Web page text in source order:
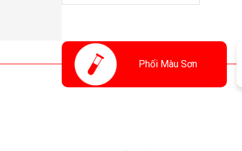
Phối Màu Sơn